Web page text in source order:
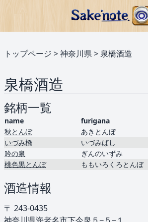
トップページ >神奈川県> 泉橋酒造
泉橋酒造
銘柄一覧
name
furigana
秋とんぼ
あきとんぼ
いづみ橋
いづみばし
吟の泉
ぎんのいずみ
桃色黒とんぼ
ももいろくろとんぼ
酒造情報
〒 243-0435